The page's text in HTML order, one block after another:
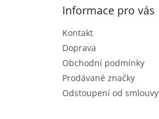
Informace pro vás
Kontakt
Doprava
Obchodní podmínky
Prodávané značky
Odstoupení od smlouvy